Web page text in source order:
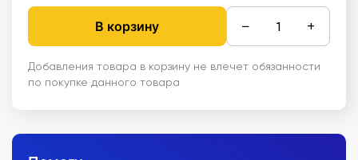
В корзину − +
Добавления товара в корзину не влечет обязанности
по покупке данного товара